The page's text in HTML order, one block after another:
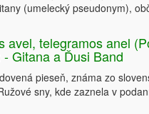
(umelecký pseudonym),
avel, telegramos anel
Gitana a Ďusi Band
pieseň, známa zo
sny, kde zaznela v